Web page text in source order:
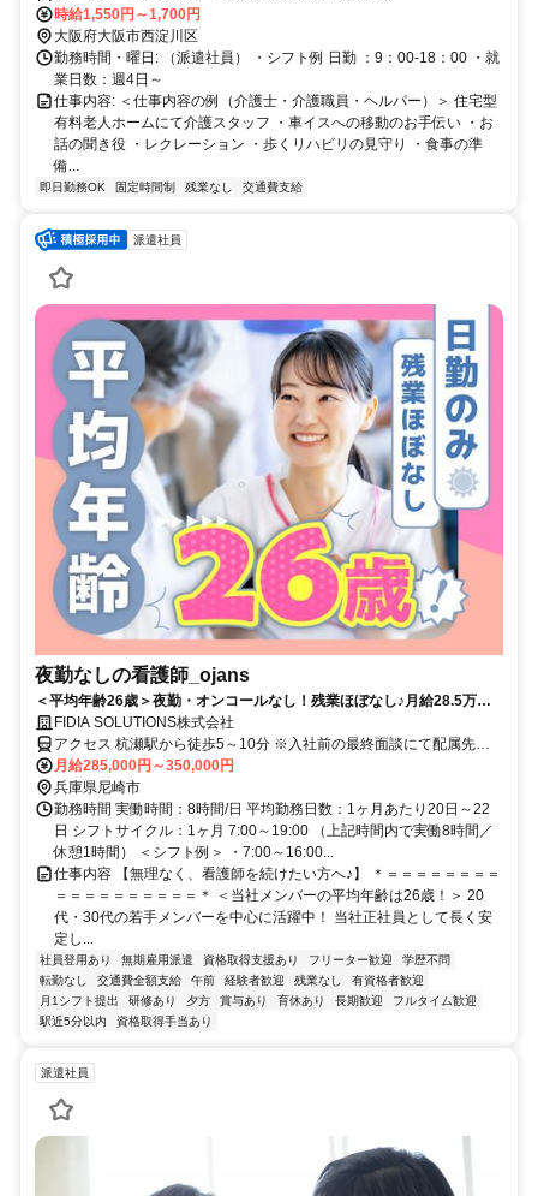
時給1,550円～1,700円
大阪府大阪市西淀川区
勤務時間・曜日: （派遣社員） ・シフト例 日勤 ：9：00-18：00 ・就
業日数：週4日～
仕事内容: ＜仕事内容の例（介護士・介護職員・ヘルパー）＞ 住宅型
有料老人ホームにて介護スタッフ ・車イスへの移動のお手伝い ・お
話の聞き役 ・レクレーション ・歩くリハビリの見守り ・食事の準
備...
即日勤務OK 固定時間制 残業なし 交通費支給
派遣社員
夜勤なしの看護師_ojans
＜平均年齢26歳＞夜勤・オンコールなし！残業ほぼなし♪月給28.5万円
～・昇給年2回・賞与年2回★初年度は賞与年3回★20代・30代の若手メ
ンバーが中心に活躍中！当社正社員として安定して働ける好環境◎
FIDIA SOLUTIONS株式会社
アクセス 杭瀬駅から徒歩5～10分 ※入社前の最終面談にて配属先を
決定致します。
月給285,000円～350,000円
兵庫県尼崎市
勤務時間 実働時間：8時間/日 平均勤務日数：1ヶ月あたり20日～22
日 シフトサイクル：1ヶ月 7:00～19:00 （上記時間内で実働8時間／
休憩1時間） ＜シフト例＞ ・7:00～16:00...
仕事内容 【無理なく、看護師を続けたい方へ♪】 ＊＝＝＝＝＝＝＝＝
＝＝＝＝＝＝＝＝＝＝＊ ＜当社メンバーの平均年齢は26歳！＞ 20
代・30代の若手メンバーを中心に活躍中！ 当社正社員として長く安
定し...
社員登用あり 無期雇用派遣 資格取得支援あり フリーター歓迎
学歴不問
転勤なし
交通費全額支給 午前 経験者歓迎 残業なし
有資格者歓迎
月1シフト提出
研修あり 夕方 賞与あり 育休あり 長期歓迎
フルタイム歓迎
駅近5分以内
資格取得手当あり
派遣社員